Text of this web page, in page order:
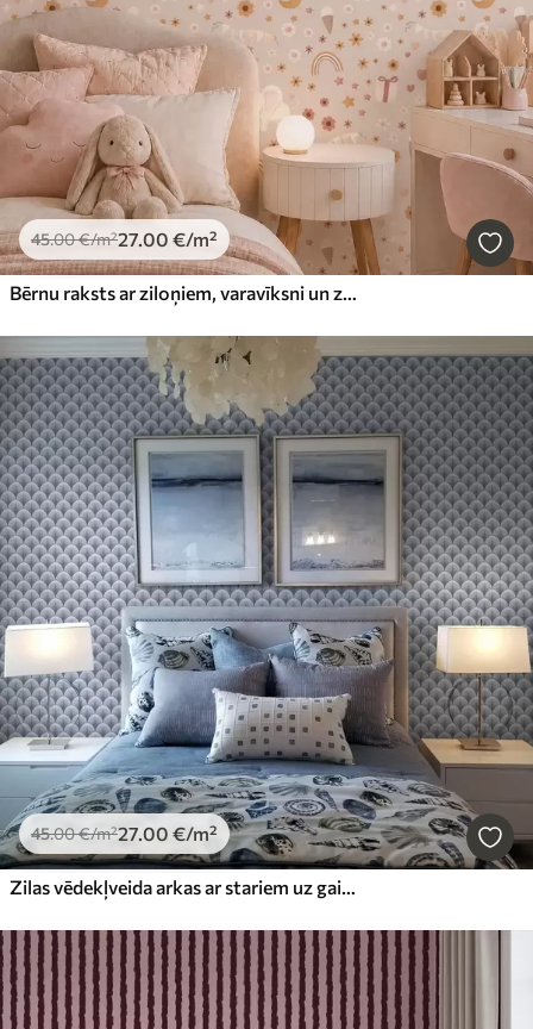
45.00€/m²27.00 €/m²
Bērnu raksts ar ziloņiem, varavīksni un ziediem
45.00€/m²27.00 €/m²
Zilas vēdekļveida arkas ar stariem uz gaiši zila fona